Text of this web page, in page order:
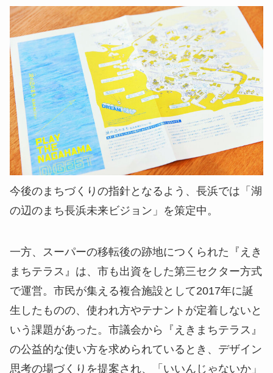
今後のまちづくりの指針となるよう、長浜では「湖
の辺のまち長浜未来ビジョン」を策定中。
一方、スーパーの移転後の跡地につくられた『えき
まちテラス』は、市も出資をした第三セクター方式
で運営。市民が集える複合施設として2017年に誕
生したものの、使われ方やテナントが定着しないと
いう課題があった。市議会から『えきまちテラス』
の公益的な使い方を求められているとき、デザイン
思考の場づくりを提案され、「いいんじゃないか」